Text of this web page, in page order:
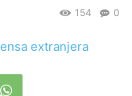
0
154